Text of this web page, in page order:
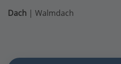
Dach | Walmdach